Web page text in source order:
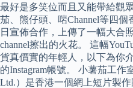
最好是多笑位而且又能帶給觀
茄、熊仔頭、啱Channel等四個
日宣佈合作，上傳了一幅大合
channel擦出的火花。 這幅
貨真價實的年輕人，以下為你
的Instagram帳號。 小薯茄工作
Ltd.）是香港一個網上短片製